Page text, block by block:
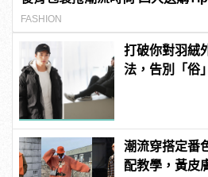
FASHION
打破你對羽絨
法，告別「俗
潮流穿搭定番
配教學，黃皮